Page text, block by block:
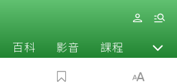
百科 影音 課程 退休